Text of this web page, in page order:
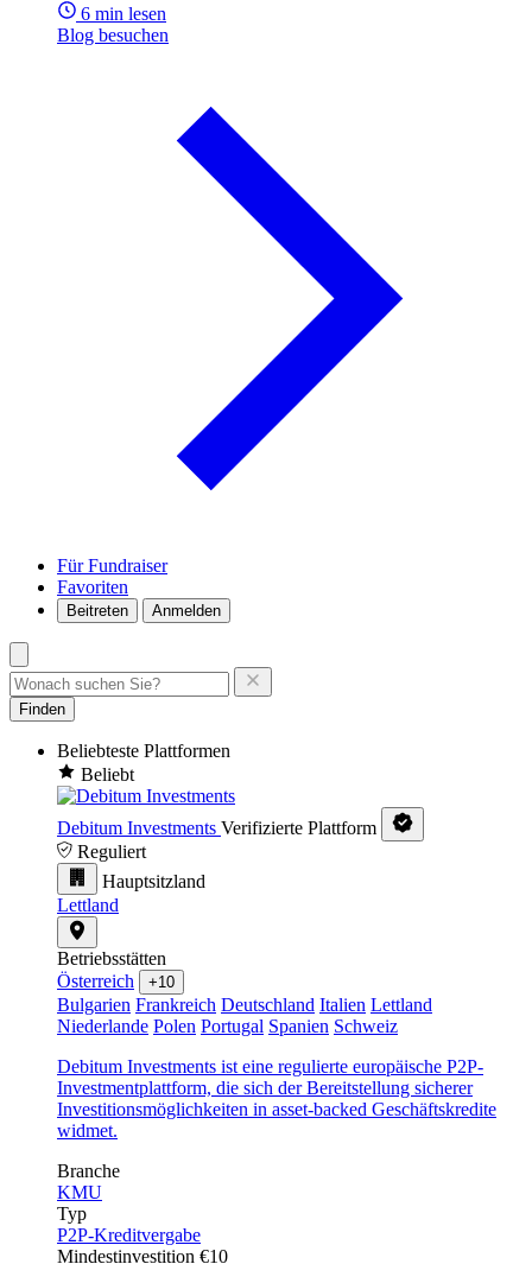
6 min lesen
Blog besuchen
Für Fundraiser
Favoriten
Beitreten Anmelden
Finden
Beliebteste Plattformen
Beliebt
Debitum Investments Verifizierte Plattform
Reguliert
Hauptsitzland
Lettland
Betriebsstätten
Österreich
+10
Bulgarien Frankreich Deutschland Italien Lettland
Niederlande Polen Portugal Spanien Schweiz
Debitum Investments ist eine regulierte europäische P2P-
Investmentplattform, die sich der Bereitstellung sicherer
Investitionsmöglichkeiten in asset-backed Geschäftskredite
widmet.
Branche
KMU
Typ
P2P-Kreditvergabe
Mindestinvestition €10